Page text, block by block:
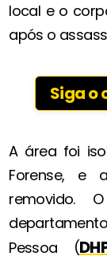
local e o
após o
Siga o
A área foi
Forense, e
removido.
Pessoa (